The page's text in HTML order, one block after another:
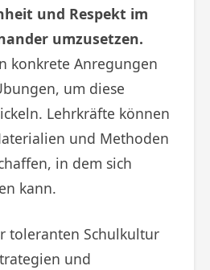
und Respekt im
umzusetzen.
konkrete Anregungen
um diese
Lehrkräfte können
und Methoden
in dem sich
kann.
toleranten Schulkultur
und